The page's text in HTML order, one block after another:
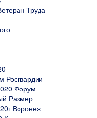
Труда
Росгвардии
Форум
Размер
Воронеж